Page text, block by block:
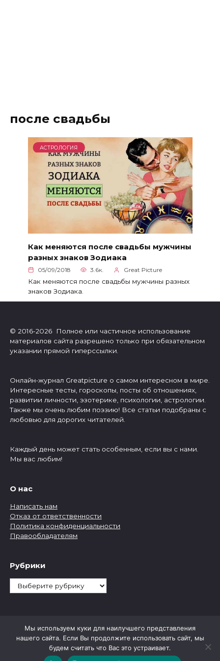
после свадьбы
АСТРОЛОГИЯ
Как меняются после свадьбы мужчины
разных знаков Зодиака
05/09/2018 3.6к. Great Picture
Как меняются после свадьбы мужчины разных
знаков Зодиака.
© 2016-2026 Полное или частичное использование
материалов сайта разрешено только при обязательном
указании прямой гиперссылки.
Онлайн-журнал Greatpicture о самом интересном в мире.
Интересные тесты, гороскопы, посты об отношениях,
развитии личности, эзотерике, психологии, астрологии.
Также мы очень любим поэзию! Все статьи подобраны с
любовью для дорогих читателей.
Каждый день может стать особенным, если вы с нами.
Мы вас любим!
О нас
Написать нам
Отказ от ответственности
Политика конфиденциальности
Правообладателям
Рубрики
Рубрики
Мы используем куки для наилучшего представления
нашего сайта. Если Вы продолжите использовать сайт, мы
будем считать что Вас это устраивает.